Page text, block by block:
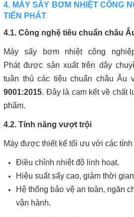
4. MÁY SẤY BƠM NHIỆT CÔNG
TIẾN PHÁT
4.1. Công nghệ tiêu chuẩn châu
Máy sấy bơm nhiệt công
Phát được sản xuất trên dây
tuân thủ các tiêu chuẩn châu Âu
9001:2015. Đây là cam kết về chất
phẩm.
4.2. Tính năng vượt trội
Máy được thiết kế tối ưu với các
Điều chỉnh nhiệt độ linh hoạt.
Hiệu suất sấy cao, giảm thời
Hệ thống bảo vệ an toàn, ngăn
vận hành.